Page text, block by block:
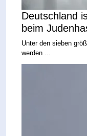
Deutschland
beim
Unter den sieben
werden ...